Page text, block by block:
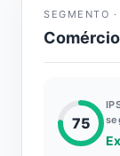
SEGMENTO
75